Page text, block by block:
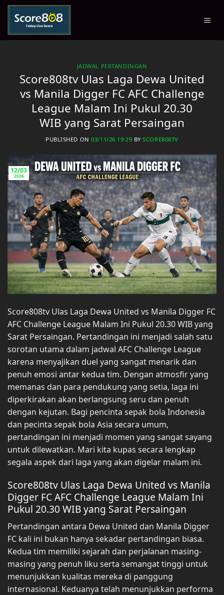
Skip
content
JADWAL PERTANDINGAN
Score808tv Ulas Laga Dewa United
vs Manila Digger FC AFC Challenge
League Malam Ini Pukul 20.30
WIB yang Sarat Persaingan
PUBLISHED ON03/11/26 19:29 BYSCORE808TV
12/03
2026
Score808tv Ulas Laga Dewa United vs Manila Digger FC
AFC Challenge League Malam Ini Pukul 20.30 WIB yang
Sarat Persaingan. Pertandingan ini menjadi salah satu
sorotan utama dalam jadwal AFC Challenge League
karena menyajikan duel yang sangat menarik dan
penuh emosi antar kedua tim. Dengan atmosfir yang
memanas dan para pendukung yang setia, laga ini
diperkirakan akan berlangsung seru dan penuh
dengan kejutan. Bagi pencinta sepak bola Indonesia
dan pecinta sepak bola Asia secara umum,
pertandingan ini menjadi momen yang sangat sayang
untuk dilewatkan. Mari kita kupas secara lengkap
segala aspek dari laga yang akan digelar malam ini.
Score808tv Ulas Laga Dewa United vs Manila
Digger FC AFC Challenge League Malam Ini
Pukul 20.30 WIB yang Sarat Persaingan
Pertandingan antara Dewa United dan Manila Digger
FC kali ini bukan hanya sekadar pertandingan biasa.
Kedua tim memiliki sejarah dan perjalanan masing-
masing yang penuh liku serta semangat tinggi untuk
menunjukkan kualitas mereka di panggung
internasional. Keduanya telah menunjukkan performa